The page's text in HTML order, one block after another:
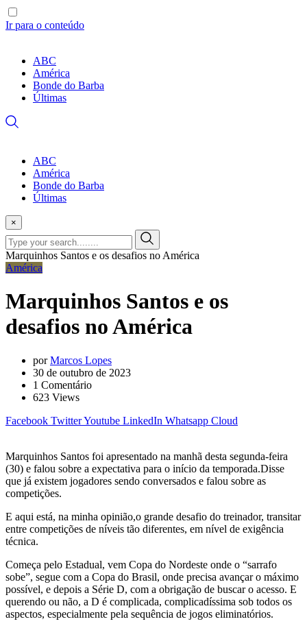
Ir para o conteúdo
ABC
América
Bonde do Barba
Últimas
ABC
América
Bonde do Barba
Últimas
×
Marquinhos Santos e os desafios no América
América
Marquinhos Santos e os
desafios no América
porMarcos Lopes
30 de outubro de 2023
1 Comentário
623 Views
Facebook TwitterYoutube LinkedIn Whatsapp Cloud
Marquinhos Santos foi apresentado na manhã desta segunda-feira
(30) e falou sobre a expectativa para o início da temporada.Disse
que já existem jogadores sendo conversados e falou sobre as
competições.
E aqui está, na minha opinião,o grande desafio do treinador, transitar
entre competições de níveis tão diferentes, em nível de exigência
técnica.
Começa pelo Estadual, vem Copa do Nordeste onde o “sarrafo
sobe”, segue com a Copa do Brasil, onde precisa avançar o máximo
possível, e depois a Série D, com a obrigação de buscar o acesso. E
querendo ou não, a D é complicada, complicadíssima sob todos os
aspectos, especialmente pela sequência de jogos eliminatórios.